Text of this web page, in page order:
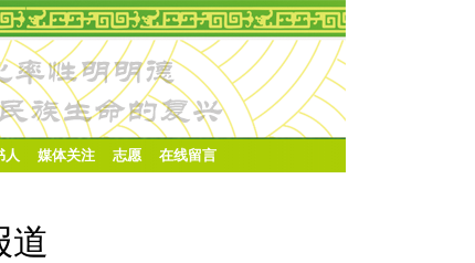
人 媒体关注 志愿 在线留言
道